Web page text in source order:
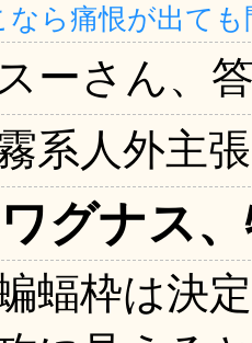
なら痛恨が出て
スーさん、
霧系人外主
ワグナス
蝙蝠枠は決